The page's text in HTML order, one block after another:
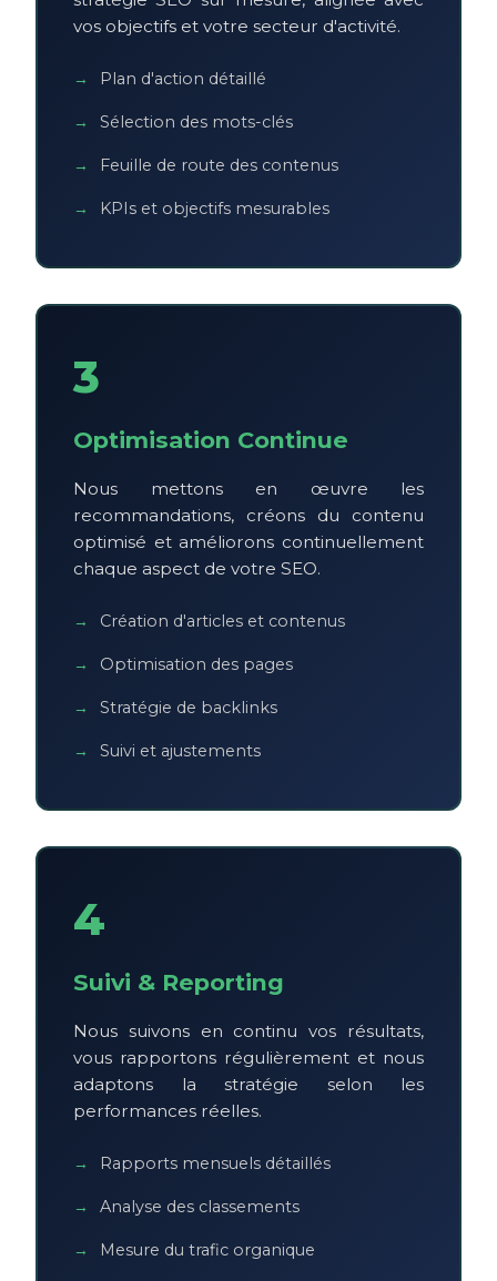
vos objectifs et votre secteur d'activité.
Plan d'action détaillé
Sélection des mots-clés
Feuille de route des contenus
KPIs et objectifs mesurables
3
Optimisation Continue
Nous mettons en œuvre les
recommandations, créons du contenu
optimisé et améliorons continuellement
chaque aspect de votre SEO.
Création d'articles et contenus
Optimisation des pages
Stratégie de backlinks
Suivi et ajustements
4
Suivi & Reporting
Nous suivons en continu vos résultats,
vous rapportons régulièrement et nous
adaptons la stratégie selon les
performances réelles.
Rapports mensuels détaillés
Analyse des classements
Mesure du trafic organique